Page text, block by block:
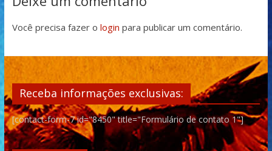
Você precisa fazer o login para publicar um comentário.
Receba informações exclusivas:
[contact-form-7 id="8450" title="Formulário de contato 1"]